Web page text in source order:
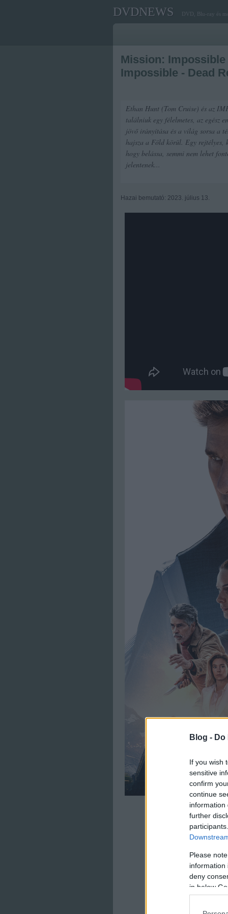
Blog -
If you wish
sensitive
confirm
continue
information
further
Please
information
deny
in below
DVDNEWS DVD, Blu-ray és
Mission:
Impossible - Dead
Ethan Hunt (Tom Cruise) és az
találniuk egy félelmetes, az egész
jövő irányítása és a világ sorsa a
hajsza a Föld körül. Egy rejtélyes,
hogy belássa, semmi nem lehet
jelentenek...
Hazai bemutató: 2023. július 13.